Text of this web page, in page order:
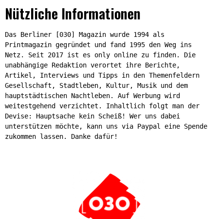
Nützliche Informationen
Das Berliner [030] Magazin wurde 1994 als
Printmagazin gegründet und fand 1995 den Weg ins
Netz. Seit 2017 ist es only online zu finden. Die
unabhängige Redaktion verortet ihre Berichte,
Artikel, Interviews und Tipps in den Themenfeldern
Gesellschaft, Stadtleben, Kultur, Musik und dem
hauptstädtischen Nachtleben. Auf Werbung wird
weitestgehend verzichtet. Inhaltlich folgt man der
Devise: Hauptsache kein Scheiß! Wer uns dabei
unterstützen möchte, kann uns via Paypal eine Spende
zukommen lassen. Danke dafür!